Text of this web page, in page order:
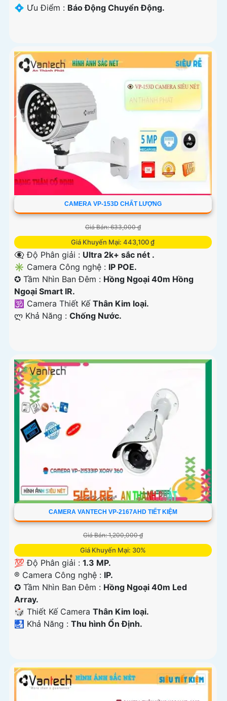
️💠 Ưu Điểm : Báo Động Chuyển Động.
CAMERA VP-153D CHẤT LƯỢNG
Giá Bán: 633,000 ₫
Giá Khuyến Mại: 443,100 ₫
👁️‍🗨 Độ Phân giải : Ultra 2k+ sắc nét .
✳️ Camera Công nghệ : IP POE.
✪ Tầm Nhìn Ban Đêm : Hồng Ngoại 40m Hồng
Ngoại Smart IR.
🕉️ Camera Thiết Kế Thân Kim loại.
️ლ Khả Năng : Chống Nước.
CAMERA VANTECH VP-2167AHD TIẾT KIỆM
Giá Bán: 1,200,000 ₫
Giá Khuyến Mại: 30%
💯 Độ Phân giải : 1.3 MP.
®️ Camera Công nghệ : IP.
✪ Tầm Nhìn Ban Đêm : Hồng Ngoại 40m Led
Array.
🎲 Thiết Kế Camera Thân Kim loại.
️🛃 Khả Năng : Thu hình Ổn Định.